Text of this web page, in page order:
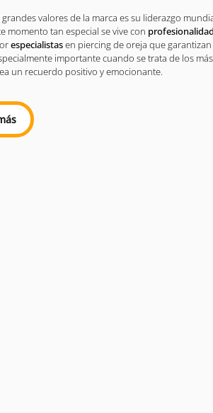
valores de la marca es su liderazgo
momento tan especial se vive con
especialistasen piercing de oreja que
importante cuando se trata de los
un recuerdo positivo y emocionante.